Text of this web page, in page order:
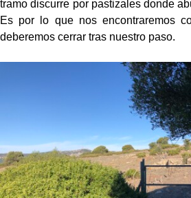
tramo discurre por pastizales donde
Es por lo que nos encontraremos
deberemos cerrar tras nuestro paso.